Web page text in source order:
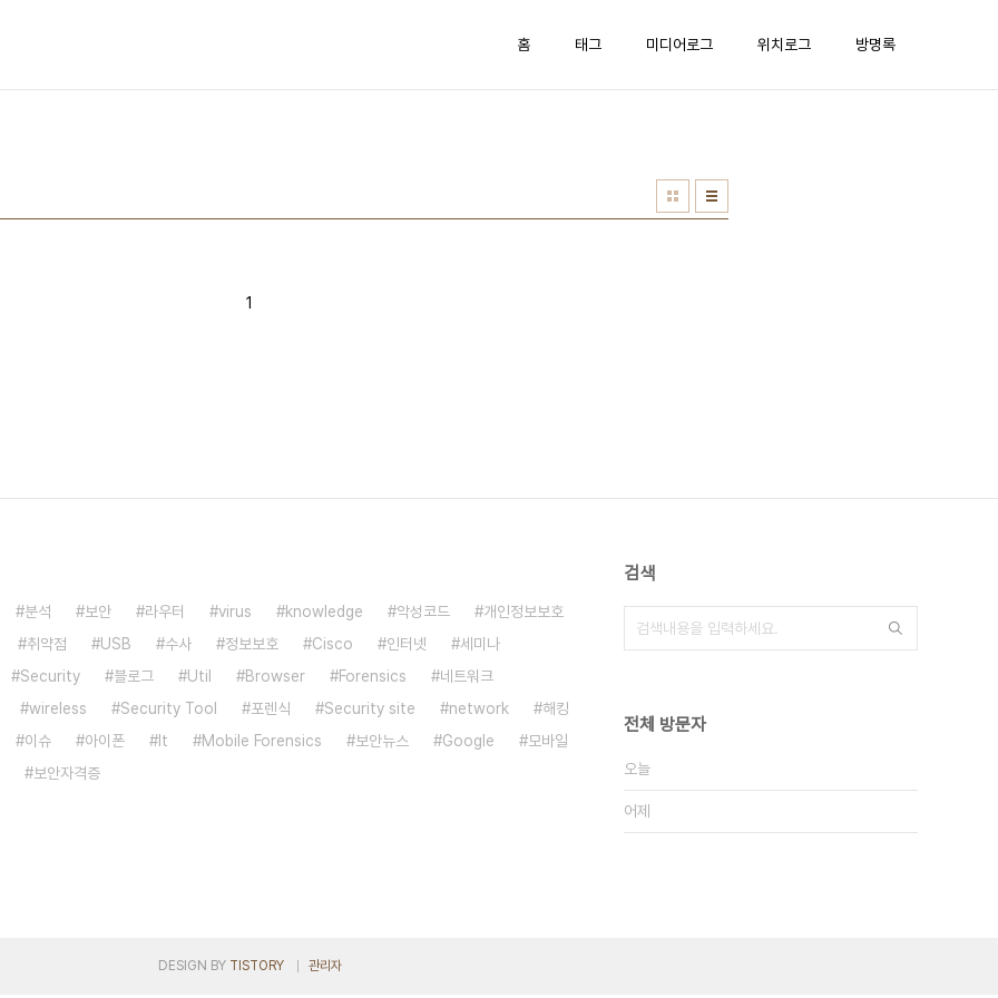
홈 태그 미디어로그 위치로그 방명록
1
분석 보안 라우터 virus knowledge 악성코드
개인정보보호
취약점 USB 수사 정보보호 Cisco 인터넷
세미나
Security 블로그 Util Browser Forensics
네트워크
wireless Security Tool 포렌식 Security site network
해킹
이슈 아이폰 It Mobile Forensics 보안뉴스 Google
모바일
보안자격증
검색
전체 방문자
오늘
어제
DESIGN BY TISTORY 관리자